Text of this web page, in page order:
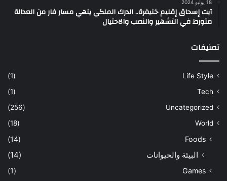
18 يوليو 2024
آيت إسحاق إقليم خنيفرة.. الدرك الملكي ينهي مسار فار من العدالة
متورط في التشهير والنصب والاحتيال
تصنيفات
Life Style
(1)
Tech
(1)
Uncategorized
(256)
World
(18)
Foods
(14)
البيئة والحيوانات (14)
Games
(1)